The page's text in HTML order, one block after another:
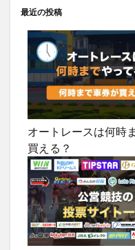
最近の投稿
オートレースは何時
買える？